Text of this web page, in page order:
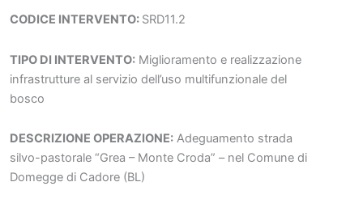
CODICE INTERVENTO: SRD11.2
TIPO DI INTERVENTO: Miglioramento e realizzazione
infrastrutture al servizio dell’uso multifunzionale del
bosco
DESCRIZIONE OPERAZIONE: Adeguamento strada
silvo-pastorale “Grea – Monte Croda” – nel Comune di
Domegge di Cadore (BL)